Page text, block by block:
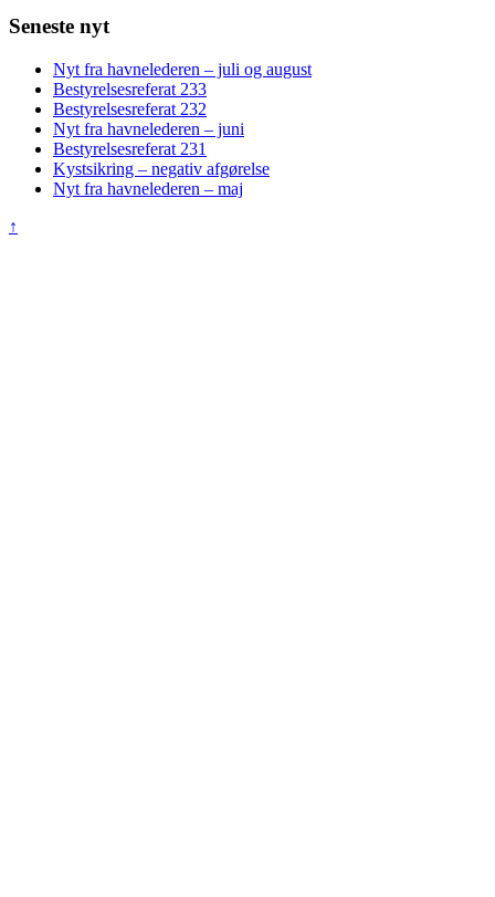
Seneste nyt
Nyt fra havnelederen – juli og august
Bestyrelsesreferat 233
Bestyrelsesreferat 232
Nyt fra havnelederen – juni
Bestyrelsesreferat 231
Kystsikring – negativ afgørelse
Nyt fra havnelederen – maj
↑